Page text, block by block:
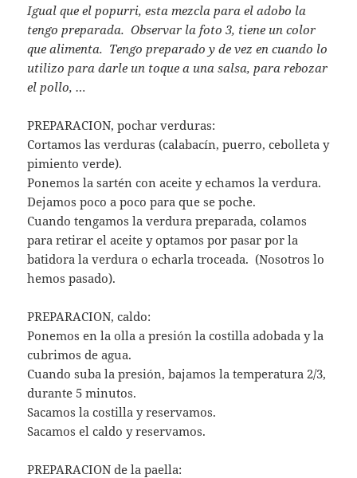
Igual que el popurri, esta mezcla para el adobo la
tengo preparada. Observar la foto 3, tiene un color
que alimenta. Tengo preparado y de vez en cuando lo
utilizo para darle un toque a una salsa, para rebozar
el pollo, …
PREPARACION, pochar verduras:
Cortamos las verduras (calabacín, puerro, cebolleta y
pimiento verde).
Ponemos la sartén con aceite y echamos la verdura.
Dejamos poco a poco para que se poche.
Cuando tengamos la verdura preparada, colamos
para retirar el aceite y optamos por pasar por la
batidora la verdura o echarla troceada. (Nosotros lo
hemos pasado).
PREPARACION, caldo:
Ponemos en la olla a presión la costilla adobada y la
cubrimos de agua.
Cuando suba la presión, bajamos la temperatura 2/3,
durante 5 minutos.
Sacamos la costilla y reservamos.
Sacamos el caldo y reservamos.
PREPARACION de la paella: